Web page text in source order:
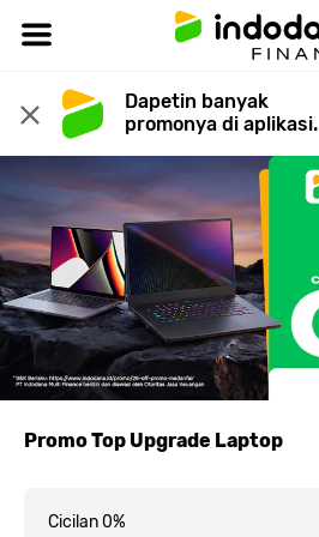
Dapetin banyak
promonya di aplikasi.
Promo Top Upgrade Laptop
Cicilan 0%